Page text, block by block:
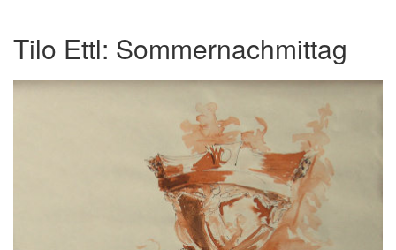
Tilo Ettl: Sommernachmittag